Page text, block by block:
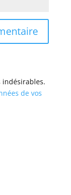
indésirables.
de vos